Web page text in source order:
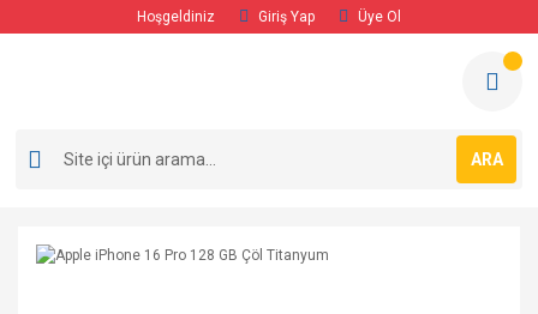
Hoşgeldiniz Giriş Yap Üye Ol
ARA